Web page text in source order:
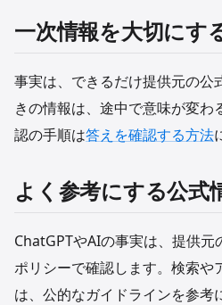
一次情報を大切にす
事実は、できるだけ提供元の公
きの情報は、途中で意味が変わ
認の手順は答えを確認する方法
よく参考にする公式
ChatGPTやAIの事実は、提供元
ポリシーで確認します。検索や
は、公的なガイドラインを参考